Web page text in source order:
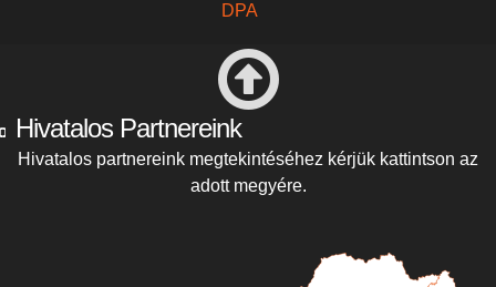
DPA
Hivatalos Partnereink
Hivatalos partnereink megtekintéséhez kérjük kattintson az
adott megyére.